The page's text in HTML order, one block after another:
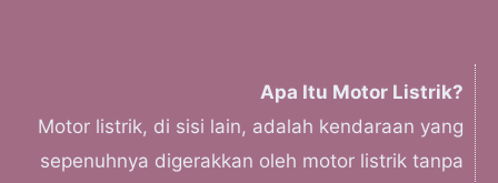
Apa Itu Motor Listrik?
Motor listrik, di sisi lain, adalah kendaraan yang
sepenuhnya digerakkan oleh motor listrik tanpa